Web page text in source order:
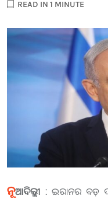
READ IN 1 MINUTE
ନୂଆଦିଲ୍ଲୀ :ଇରାନର ବଡ଼